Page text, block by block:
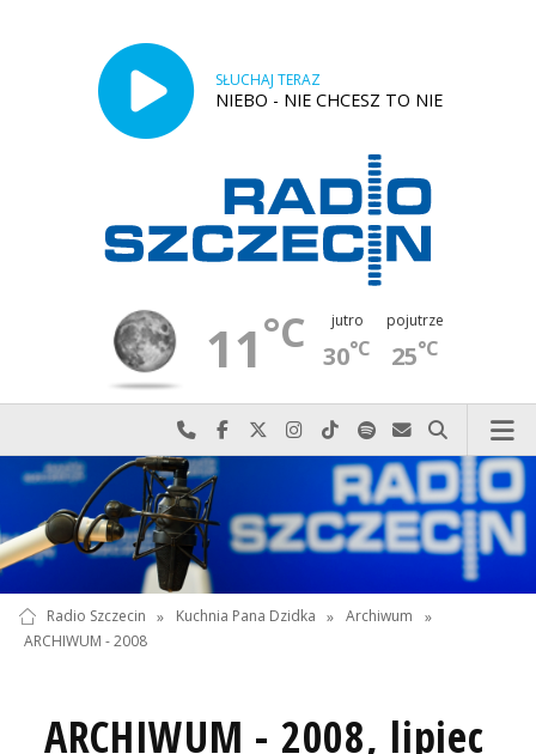
SŁUCHAJ TERAZ
NIEBO - NIE CHCESZ TO NIE
11°C jutro
30°C
pojutrze
25°C
Najlepiej po prostu do nas zadzwoń
Odwiedź nas na Facebook-u
Odwiedź nas na X
Odwiedź nas na Instagram-ie
Odwiedź nas na TikTok-u
Szukaj nas na Spotify
Wyślij do nas
Szukaj
Radio Szczecin » Kuchnia Pana Dzidka » Archiwum
»
ARCHIWUM - 2008
ARCHIWUM - 2008, lipiec